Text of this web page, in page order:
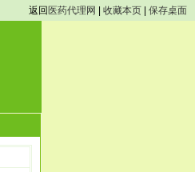
返回 医药代理网 收藏本页 保存桌面